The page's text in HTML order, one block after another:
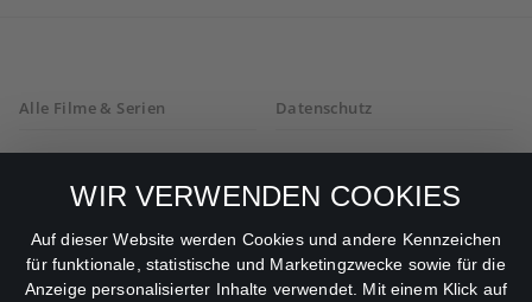
WIR VERWENDEN COOKIES
Auf dieser Website werden Cookies und andere Kennzeichen
für funktionale, statistische und Marketingzwecke sowie für die
Anzeige personalisierter Inhalte verwendet. Mit einem Klick auf
Alle Filme & Serien
AGB
Datenschutz